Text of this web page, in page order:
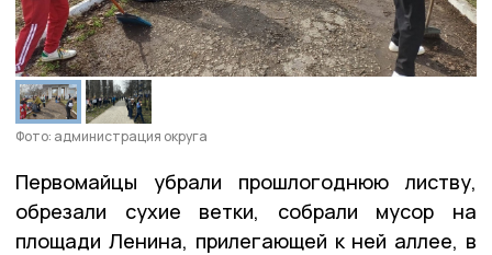
Фото: администрация округа
Первомайцы убрали прошлогоднюю листву,
обрезали сухие ветки, собрали мусор на
площади Ленина, прилегающей к ней аллее, в